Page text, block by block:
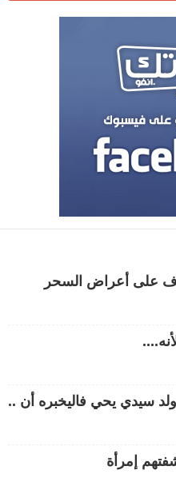
على أعراض السحر
سيدي يحي فاليخبره أن ..